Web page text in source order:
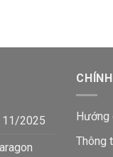
11/2025
Hướng
Thông